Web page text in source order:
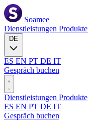
Soamee
Dienstleistungen Produkte
ES EN PT DE IT
Gespräch buchen
Dienstleistungen Produkte
ES EN PT DE IT
Gespräch buchen